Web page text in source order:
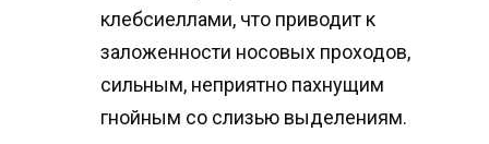
клебсиеллами, что приводит к
заложенности носовых проходов,
сильным, неприятно пахнущим
гнойным со слизью выделениям.